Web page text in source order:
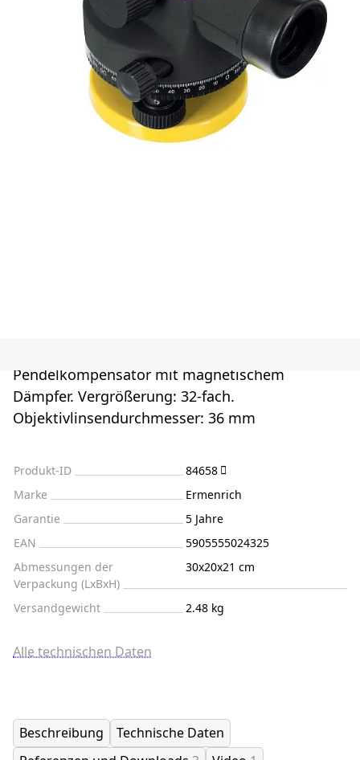
Pendelkompensator mit magnetischem
Dämpfer. Vergrößerung: 32-fach.
Objektivlinsendurchmesser: 36 mm
Produkt-ID
84658
Marke
Ermenrich
Garantie
5 Jahre
EAN
5905555024325
Abmessungen der
Verpackung (LxBxH)
30x20x21 cm
Versandgewicht 2.48 kg
Alle technischen Daten
Beschreibung
Technische Daten